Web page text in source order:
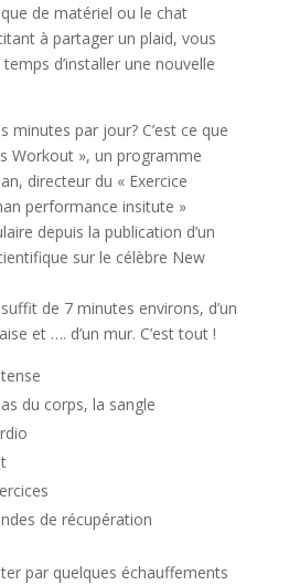
de matériel ou le chat
à partager un plaid, vous
d’installer une nouvelle
minutes par jour? C’est ce que
Workout », un programme
directeur du « Exercice
performance insitute »
depuis la publication d’un
sur le célèbre New
de 7 minutes environs, d’un
et …. d’un mur. C’est tout !
du corps, la sangle
de récupération
par quelques échauffements